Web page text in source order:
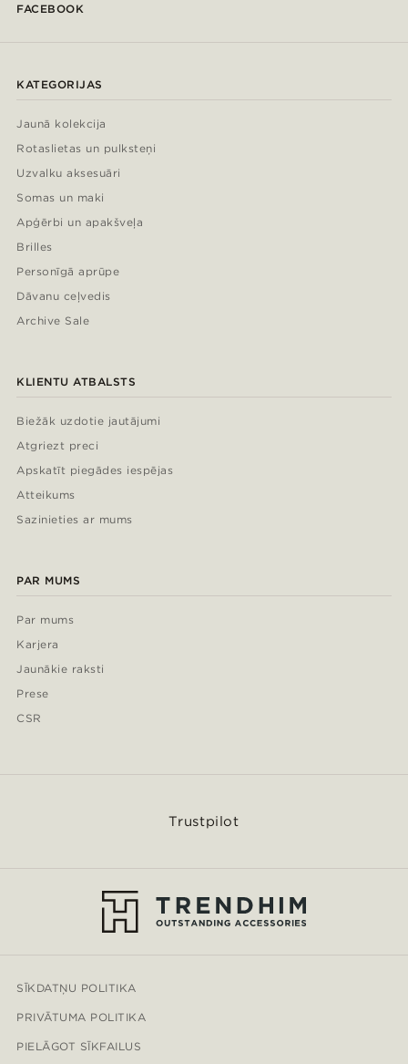
FACEBOOK
KATEGORIJAS
Jaunā kolekcija
Rotaslietas un pulksteņi
Uzvalku aksesuāri
Somas un maki
Apģērbi un apakšveļa
Brilles
Personīgā aprūpe
Dāvanu ceļvedis
Archive Sale
KLIENTU ATBALSTS
Biežāk uzdotie jautājumi
Atgriezt preci
Apskatīt piegādes iespējas
Atteikums
Sazinieties ar mums
PAR MUMS
Par mums
Karjera
Jaunākie raksti
Prese
CSR
Trustpilot
SĪKDATŅU POLITIKA
PRIVĀTUMA POLITIKA
PIELĀGOT SĪKFAILUS